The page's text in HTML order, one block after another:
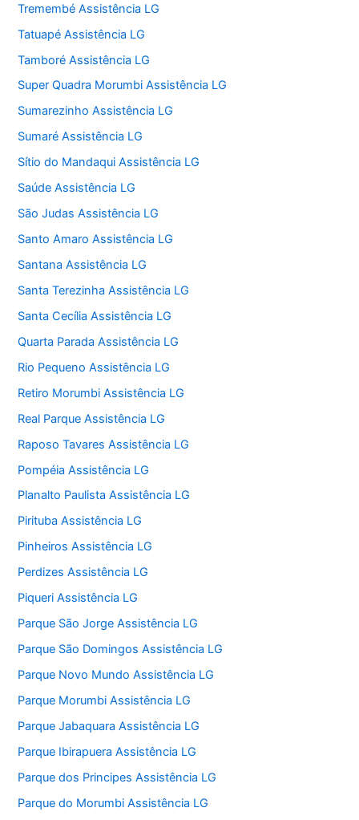
Tremembé Assistência LG
Tatuapé Assistência LG
Tamboré Assistência LG
Super Quadra Morumbi Assistência LG
Sumarezinho Assistência LG
Sumaré Assistência LG
Sítio do Mandaqui Assistência LG
Saúde Assistência LG
São Judas Assistência LG
Santo Amaro Assistência LG
Santana Assistência LG
Santa Terezinha Assistência LG
Santa Cecília Assistência LG
Quarta Parada Assistência LG
Rio Pequeno Assistência LG
Retiro Morumbi Assistência LG
Real Parque Assistência LG
Raposo Tavares Assistência LG
Pompéia Assistência LG
Planalto Paulista Assistência LG
Pirituba Assistência LG
Pinheiros Assistência LG
Perdizes Assistência LG
Piqueri Assistência LG
Parque São Jorge Assistência LG
Parque São Domingos Assistência LG
Parque Novo Mundo Assistência LG
Parque Morumbi Assistência LG
Parque Jabaquara Assistência LG
Parque Ibirapuera Assistência LG
Parque dos Principes Assistência LG
Parque do Morumbi Assistência LG